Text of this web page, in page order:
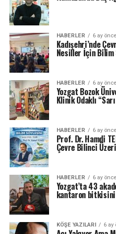
HABERLER 6 ay önce
Kadışehri’nde
Nesiller İçin Bilim
HABERLER 6 ay önce
Yozgat Bozok
Klinik Odaklı
HABERLER 6 ay önce
Prof. Dr. Hamdi
Çevre Bilinci
HABERLER 6 ay önce
Yozgat’ta 43
kantaron
KÖŞE YAZILARI 6 ay